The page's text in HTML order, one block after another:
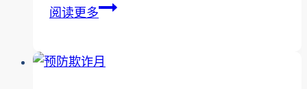
阅读更多2026
安